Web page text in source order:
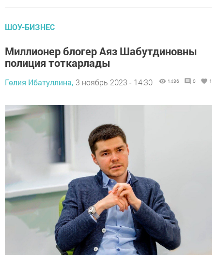
ШОУ-БИЗНЕС
Миллионер блогер Аяз Шабутдиновны
полиция тоткарлады
Гөлия Ибатуллина, 3 ноябрь 2023 - 14:30 1436 0 1